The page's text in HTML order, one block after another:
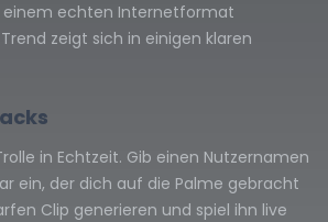
einem echten Internetformat
zeigt sich in einigen klaren
in Echtzeit. Gib einen Nutzernamen
ein, der dich auf die Palme gebracht
Clip generieren und spiel ihn live